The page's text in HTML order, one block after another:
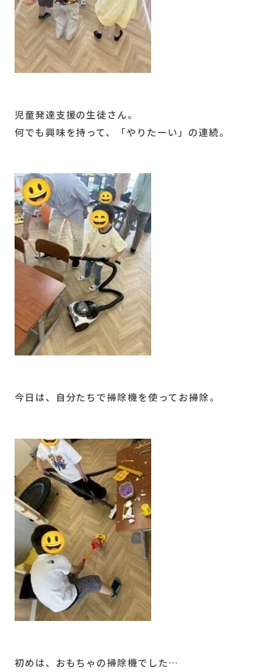
児童発達支援の生徒さん。
何でも興味を持って、「やりたーい」の連続。
今日は、自分たちで掃除機を使ってお掃除。
初めは、おもちゃの掃除機でした…